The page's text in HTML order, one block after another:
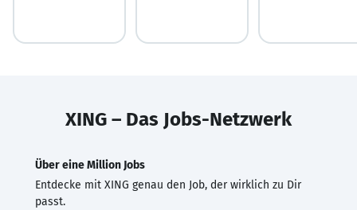
XING – Das Jobs-Netzwerk
Über eine Million Jobs
Entdecke mit XING genau den Job, der wirklich zu Dir
passt.